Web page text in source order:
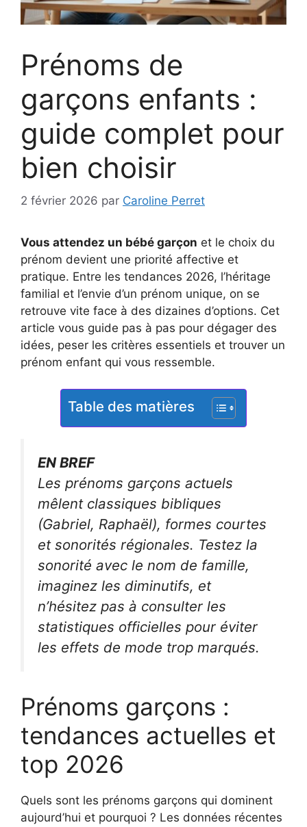
Prénoms de
garçons enfants :
guide complet pour
bien choisir
2 février 2026 par Caroline Perret
Vous attendez un bébé garçon et le choix du
prénom devient une priorité affective et
pratique. Entre les tendances 2026, l’héritage
familial et l’envie d’un prénom unique, on se
retrouve vite face à des dizaines d’options. Cet
article vous guide pas à pas pour dégager des
idées, peser les critères essentiels et trouver un
prénom enfant qui vous ressemble.
Table des matières
EN BREF
Les prénoms garçons actuels
mêlent classiques bibliques
(Gabriel, Raphaël), formes courtes
et sonorités régionales. Testez la
sonorité avec le nom de famille,
imaginez les diminutifs, et
n’hésitez pas à consulter les
statistiques officielles pour éviter
les effets de mode trop marqués.
Prénoms garçons :
tendances actuelles et
top 2026
Quels sont les prénoms garçons qui dominent
aujourd’hui et pourquoi ? Les données récentes